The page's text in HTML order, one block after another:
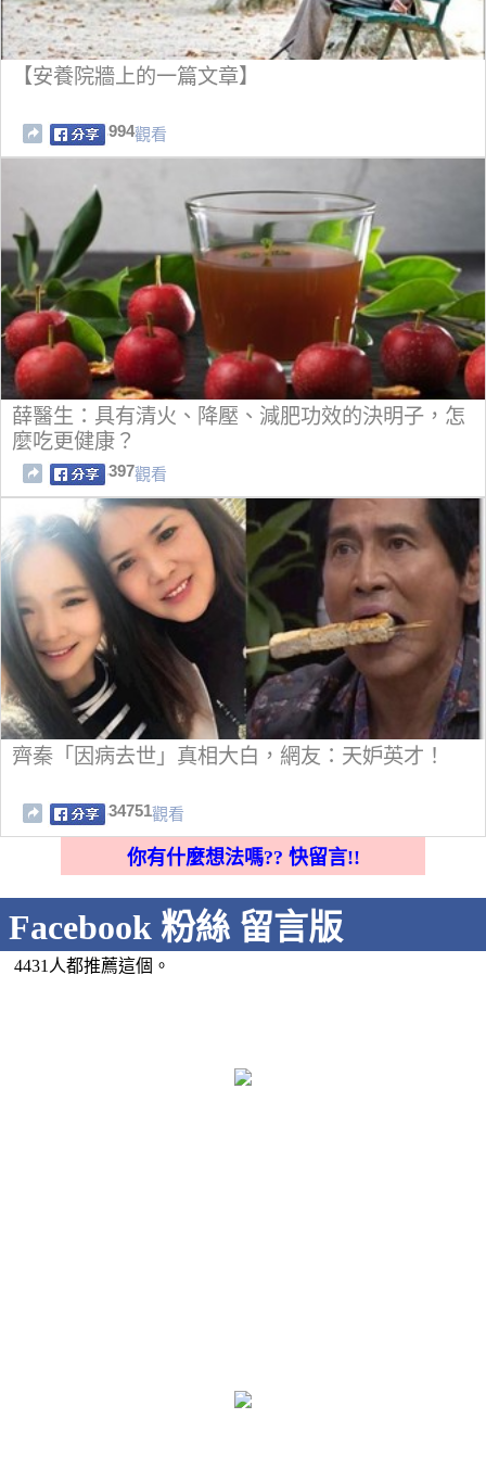
【安養院牆上的一篇文章】
994觀看
薛醫生：具有清火、降壓、減肥功效的決明子，怎
麼吃更健康？
397觀看
齊秦「因病去世」真相大白，網友：天妒英才！
34751觀看
你有什麼想法嗎?? 快留言!!
Facebook 粉絲 留言版
4431人都推薦這個。